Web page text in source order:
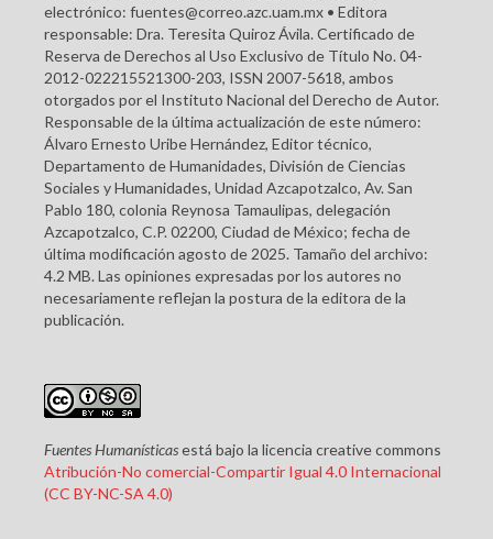
electrónico: fuentes@correo.azc.uam.mx • Editora
responsable: Dra. Teresita Quiroz Ávila. Certificado de
Reserva de Derechos al Uso Exclusivo de Título No. 04-
2012-022215521300-203, ISSN 2007-5618, ambos
otorgados por el Instituto Nacional del Derecho de Autor.
Responsable de la última actualización de este número:
Álvaro Ernesto Uribe Hernández, Editor técnico,
Departamento de Humanidades, División de Ciencias
Sociales y Humanidades, Unidad Azcapotzalco, Av. San
Pablo 180, colonia Reynosa Tamaulipas, delegación
Azcapotzalco, C.P. 02200, Ciudad de México; fecha de
última modificación agosto de 2025. Tamaño del archivo:
4.2 MB. Las opiniones expresadas por los autores no
necesariamente reflejan la postura de la editora de la
publicación.
Fuentes Humanísticasestá bajo la licencia creative commons
Atribución-No comercial-Compartir Igual 4.0 Internacional
(CC BY-NC-SA 4.0)